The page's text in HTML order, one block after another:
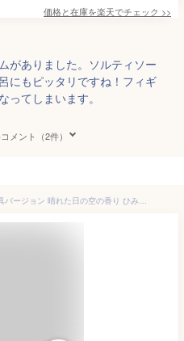
価格と在庫を楽天でチェック >>
がありました。ソルティソー
にもピッタリですね！フィギ
ってしまいます。
メント（2件）
ドラえもん バスボール ひみつ道具バージョン 晴れた日の空の香り ひみつ道具 アニメ マスコット バスボール 色 香り お風呂 風呂 入浴 入浴剤 入浴料 バス バスタイム 子ども こども キッズ 家族 プレゼント かわいい おしゃれ お祭り 夏祭 【13時までの注文で当日発送】